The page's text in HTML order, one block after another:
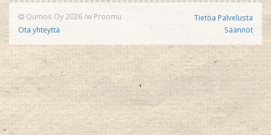
Qumos Oy 2026/w Proomu
Ota yhteyttä
Tietoa Palvelusta
Säännöt